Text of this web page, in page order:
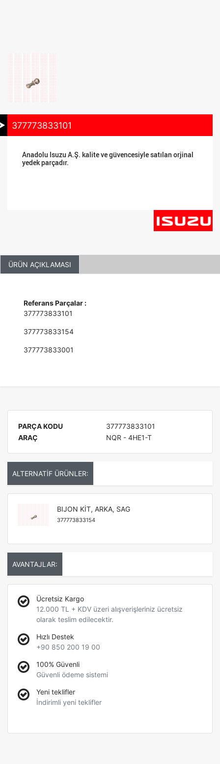
377773833101
Anadolu Isuzu A.Ş. kalite ve güvencesiyle satılan orjinal
yedek parçadır.
ÜRÜN AÇIKLAMASI
Referans Parçalar :
377773833101
377773833154
377773833001
PARÇA KODU
377773833101
ARAÇ
NQR - 4HE1-T
ALTERNATİF ÜRÜNLER:
BIJON KİT, ARKA, SAG
377773833154
AVANTAJLAR:
Ücretsiz Kargo
12.000 TL + KDV üzeri alışverişleriniz ücretsiz
olarak teslim edilecektir.
Hızlı Destek
+90 850 200 19 00
100% Güvenli
Güvenli ödeme sistemi
Yeni teklifler
İndirimli yeni teklifler